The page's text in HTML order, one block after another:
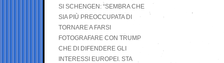
SI SCHENGEN: “SEMBRA CHE
SIA PIÙ PREOCCUPATA DI
TORNARE A FARSI
FOTOGRAFARE CON TRUMP
CHE DI DIFENDERE GLI
INTERESSI EUROPEI. STA